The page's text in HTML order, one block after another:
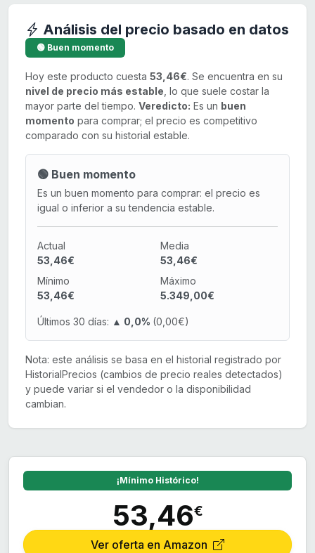
Análisis del precio basado en datos
🟢 Buen momento
Hoy este producto cuesta 53,46€. Se encuentra en su
nivel de precio más estable , lo que suele costar la
mayor parte del tiempo. Veredicto: Es un buen
momento para comprar; el precio es competitivo
comparado con su historial estable.
🟢 Buen momento
Es un buen momento para comprar: el precio es
igual o inferior a su tendencia estable.
Actual
53,46€
Media
53,46€
Mínimo
53,46€
Máximo
5.349,00€
Últimos 30 días: ▲ 0,0% (0,00€)
Nota: este análisis se basa en el historial registrado por
HistorialPrecios (cambios de precio reales detectados)
y puede variar si el vendedor o la disponibilidad
cambian.
¡Mínimo Histórico!
53,46€
Ver oferta en Amazon